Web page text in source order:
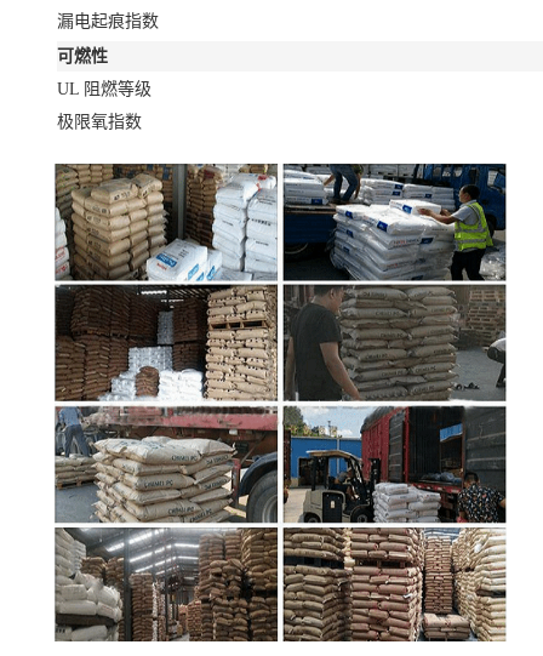
漏电起痕指数
可燃性
UL 阻燃等级
极限氧指数